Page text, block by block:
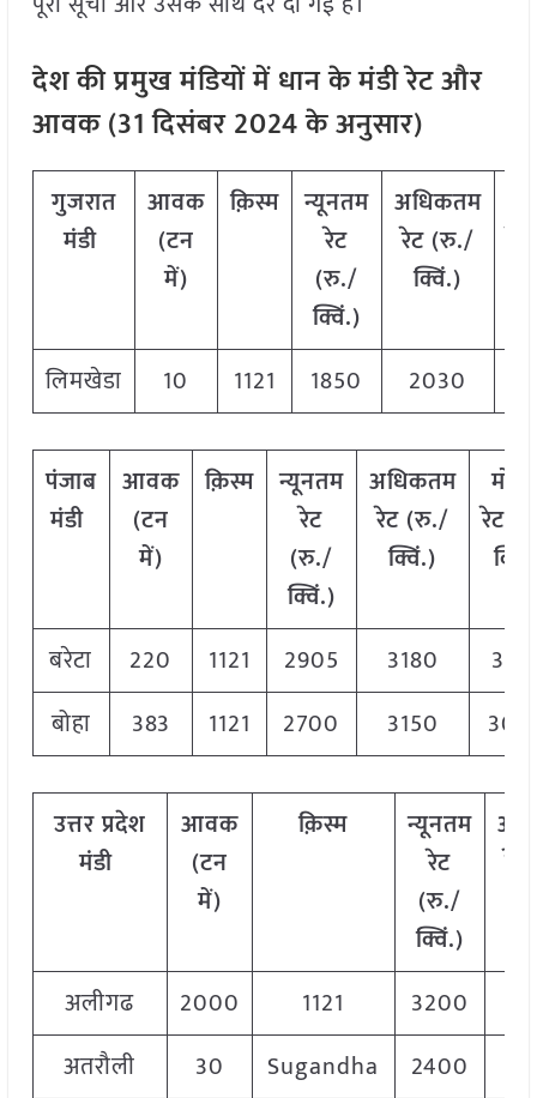
देश की प्रमुख मंडियों में धान के मंडी रेट और
आवक (31दिसंबर2024के अनुसार)
गुजरात
मंडी
आवक
(टन
में)
क़िस्म
न्यूनतम
रेट
(रु./
क्विं.)
अधिकतम
रेट (रु./
क्विं.)
लिमखेडा 10 1121 1850 2030
पंजाब
मंडी
आवक
(टन
में)
क़िस्म
न्यूनतम
रेट
(रु./
क्विं.)
अधिकतम
रेट (रु./
क्विं.)
रेट
बरेटा 220 1121 2905 3180
बोहा
383 1121 2700 3150
उत्तर प्रदेश
मंडी
आवक
(टन
में)
क़िस्म
न्यूनतम
रेट
(रु./
क्विं.)
अलीगढ 2000 1121 3200
अतरौली
30 Sugandha 2400